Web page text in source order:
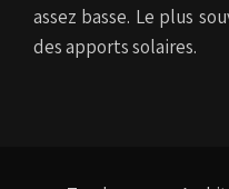
assez basse. Le plus
des apports solaires.